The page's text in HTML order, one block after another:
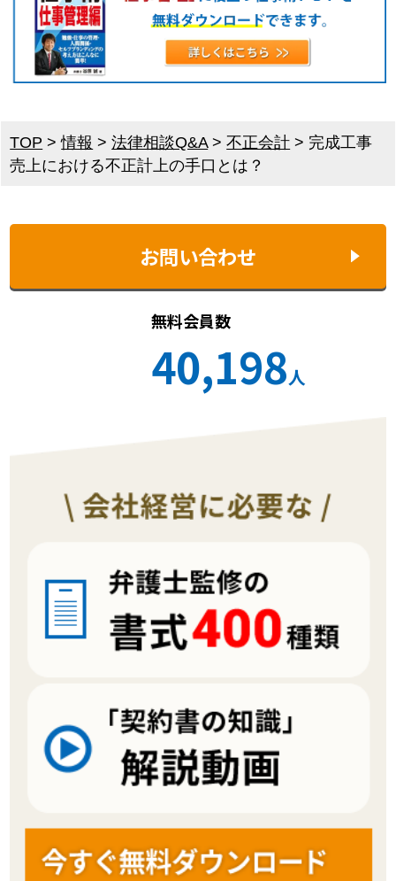
TOP >情報 >法律相談Q&A>不正会計 > 完成工事
売上における不正計上の手口とは？
お問い合わせ
無料会員数
40,198人